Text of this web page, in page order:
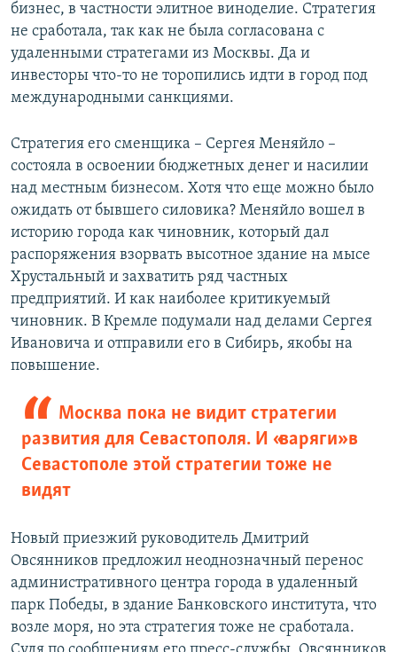
бизнес, в частности элитное виноделие. Стратегия
не сработала, так как не была согласована с
удаленными стратегами из Москвы. Да и
инвесторы что-то не торопились идти в город под
международными санкциями.
Стратегия его сменщика – Сергея Меняйло –
состояла в освоении бюджетных денег и насилии
над местным бизнесом. Хотя что еще можно было
ожидать от бывшего силовика? Меняйло вошел в
историю города как чиновник, который дал
распоряжения взорвать высотное здание на мысе
Хрустальный и захватить ряд частных
предприятий. И как наиболее критикуемый
чиновник. В Кремле подумали над делами Сергея
Ивановича и отправили его в Сибирь, якобы на
повышение.
Москва пока не видит стратегии
развития для Севастополя. И «варяги» в
Севастополе этой стратегии тоже не
видят
Новый приезжий руководитель Дмитрий
Овсянников предложил неоднозначный перенос
административного центра города в удаленный
парк Победы, в здание Банковского института, что
возле моря, но эта стратегия тоже не сработала.